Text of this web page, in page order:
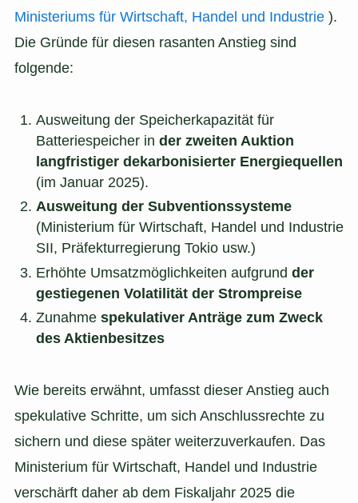
Ministeriums für Wirtschaft, Handel und Industrie).
Die Gründe für diesen rasanten Anstieg sind
folgende:
Ausweitung der Speicherkapazität für
Batteriespeicher in der zweiten Auktion
langfristiger dekarbonisierter Energiequellen
(im Januar 2025).
Ausweitung der Subventionssysteme
(Ministerium für Wirtschaft, Handel und Industrie
SII, Präfekturregierung Tokio usw.)
Erhöhte Umsatzmöglichkeiten aufgrund der
gestiegenen Volatilität der Strompreise
Zunahme spekulativer Anträge zum Zweck
des Aktienbesitzes
Wie bereits erwähnt, umfasst dieser Anstieg auch
spekulative Schritte, um sich Anschlussrechte zu
sichern und diese später weiterzuverkaufen. Das
Ministerium für Wirtschaft, Handel und Industrie
verschärft daher ab dem Fiskaljahr 2025 die